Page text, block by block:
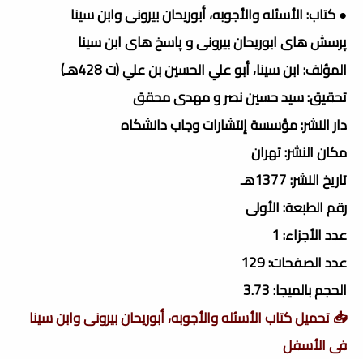
● كتاب: الأسئله والأجوبه، أبوریحان بیرونی وابن سینا
پرسش های ابوریحان بیرونی و پاسخ های ابن سینا
المؤلف: ابن سينا، أبو علي الحسين بن علي (ت 428هـ)
تحقيق: سيد حسين نصر و مهدى محقق
دار النشر: مؤسسة إنتشارات وجاب دانشكاه
مكان النشر: تهران
تاريخ النشر: 1377هـ
رقم الطبعة: الأولى
عدد الأجزاء: 1
عدد الصفحات: 129
الحجم بالميجا: 3.73
📥 تحميل كتاب الأسئله والأجوبه، أبوریحان بیرونی وابن سینا
فى الأسفل